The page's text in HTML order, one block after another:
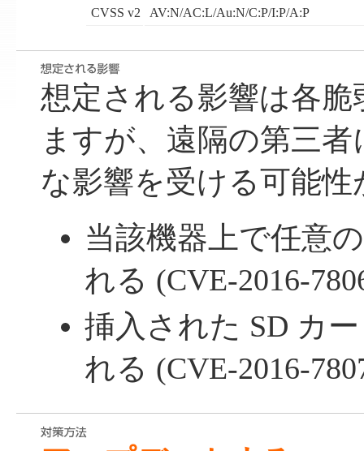
CVSS v2
AV:N/AC:L/Au:N/C:P/I:P/A:P
想定される影響は各
ますが、遠隔の第三
な影響を受ける可能
当該機器上で任意
れる (CVE-2016-
挿入された SD カ
れる (CVE-2016-